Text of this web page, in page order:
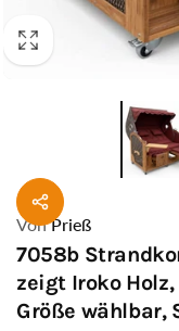
VonPrieß
7058b
zeigt Iroko
Größe wählbar,